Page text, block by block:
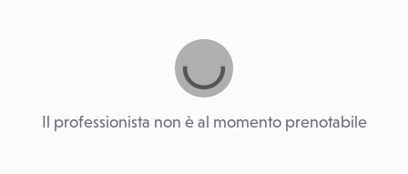
Il professionista non è al momento prenotabile